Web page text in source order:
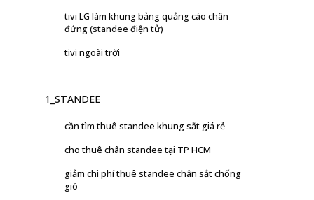
tivi LG làm khung bảng quảng cáo chân
đứng (standee điện tử)
tivi ngoài trời
1_STANDEE
cần tìm thuê standee khung sắt giá rẻ
cho thuê chân standee tại TP HCM
giảm chi phí thuê standee chân sắt chống
gió